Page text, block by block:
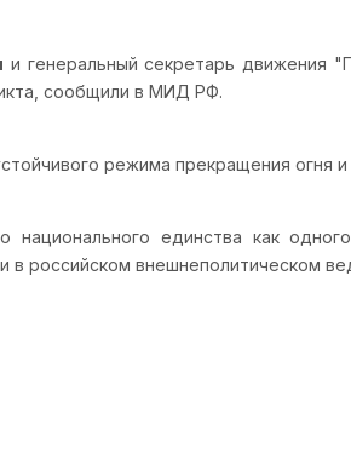
и генеральный секретарь движения
сообщили в МИД РФ.
режима прекращения огня
единства как
в российском внешнеполитическом